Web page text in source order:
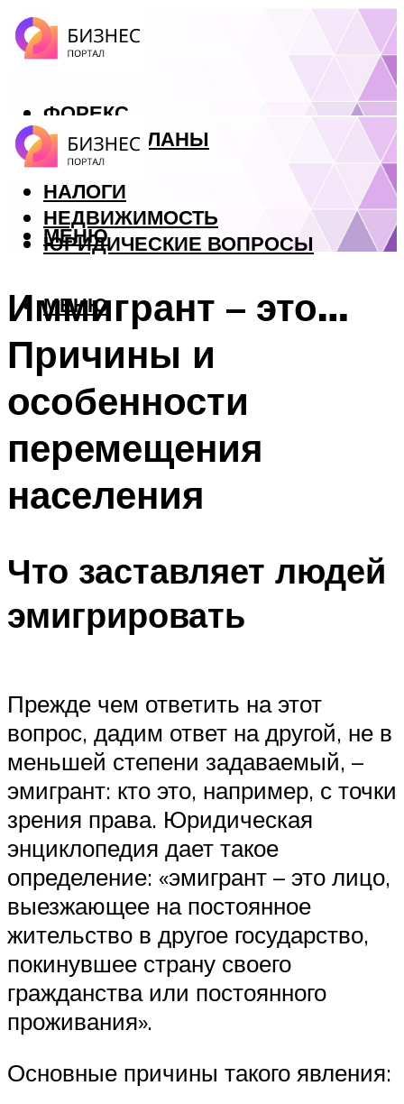
ФОРЕКС
БИЗНЕС ПЛАНЫ
КРЕДИТЫ
НАЛОГИ
НЕДВИЖИМОСТЬ
ЮРИДИЧЕСКИЕ ВОПРОСЫ
МЕНЮ
МЕНЮ
Иммигрант – это…
Причины и
особенности
перемещения
населения
Что заставляет людей
эмигрировать
Прежде чем ответить на этот
вопрос, дадим ответ на другой, не в
меньшей степени задаваемый, –
эмигрант: кто это, например, с точки
зрения права. Юридическая
энциклопедия дает такое
определение: «эмигрант – это лицо,
выезжающее на постоянное
жительство в другое государство,
покинувшее страну своего
гражданства или постоянного
проживания».
Основные причины такого явления: